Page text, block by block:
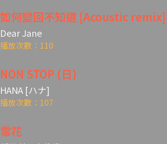
如何變回不知道 [Acoustic remix]
Dear Jane
播放次數：110
NON STOP (日)
HANA [ハナ]
播放次數：107
雪花